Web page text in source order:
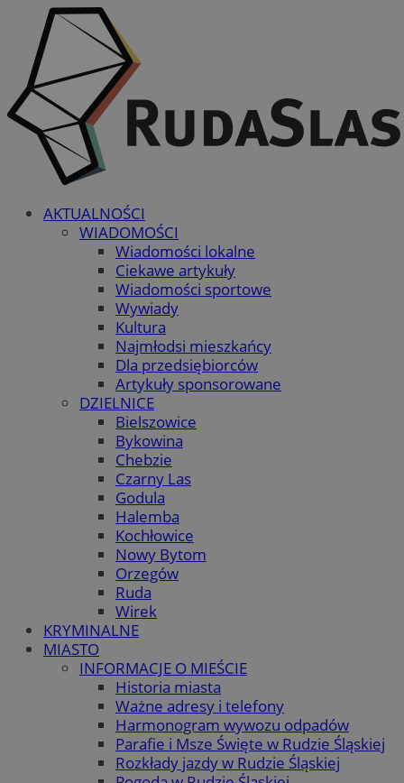
AKTUALNOŚCI
WIADOMOŚCI
Wiadomości lokalne
Ciekawe artykuły
Wiadomości sportowe
Wywiady
Kultura
Najmłodsi mieszkańcy
Dla przedsiębiorców
Artykuły sponsorowane
DZIELNICE
Bielszowice
Bykowina
Chebzie
Czarny Las
Godula
Halemba
Kochłowice
Nowy Bytom
Orzegów
Ruda
Wirek
KRYMINALNE
MIASTO
INFORMACJE O MIEŚCIE
Historia miasta
Ważne adresy i telefony
Harmonogram wywozu odpadów
Parafie i Msze Święte w Rudzie Śląskiej
Rozkłady jazdy w Rudzie Śląskiej